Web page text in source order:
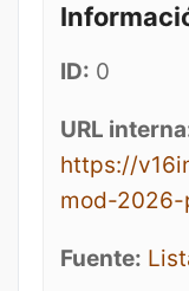
ID: 0
URL
https://
mod-2026-
Fuente: